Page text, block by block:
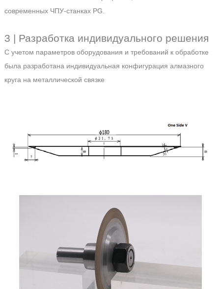
современных ЧПУ-станках PG.
3 | Разработка индивидуального решения
С учетом параметров оборудования и требований к обработке
была разработана индивидуальная конфигурация алмазного
круга на металлической связке